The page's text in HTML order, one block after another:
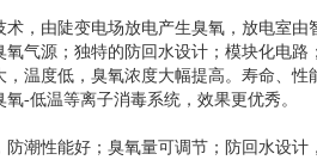
，由陡变电场放电产生臭氧，放电室
气源；独特的防回水设计；模块化电
温度低，臭氧浓度大幅提高。寿命、
-低温等离子消毒系统，效果更优秀。
防潮性能好；臭氧量可调节；防回水设